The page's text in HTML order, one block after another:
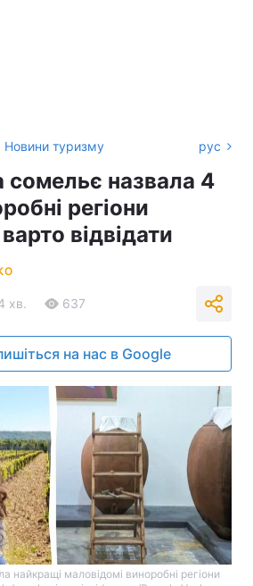
Новини туризму рус
сомельє назвала 4
регіони
відвідати
хв. 637
на нас в Google
найкращі маловідомі виноробні регіони